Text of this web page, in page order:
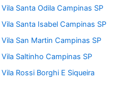
Santa Odila Campinas SP
Santa Isabel Campinas SP
San Martin Campinas SP
Saltinho Campinas SP
Rossi Borghi E Siqueira